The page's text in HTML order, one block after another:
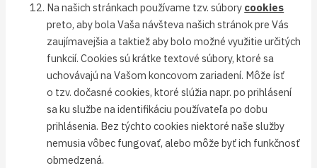
Na našich stránkach používame tzv. súbory cookies
preto, aby bola Vaša návšteva našich stránok pre Vás
zaujímavejšia a taktiež aby bolo možné využitie určitých
funkcií. Cookies sú krátke textové súbory, ktoré sa
uchovávajú na Vašom koncovom zariadení. Môže ísť
o tzv. dočasné cookies, ktoré slúžia napr. po prihlásení
sa ku službe na identifikáciu používateľa po dobu
prihlásenia. Bez týchto cookies niektoré naše služby
nemusia vôbec fungovať, alebo môže byť ich funkčnosť
obmedzená.